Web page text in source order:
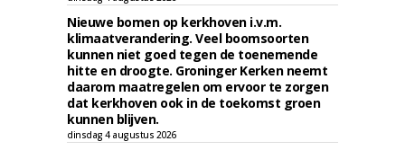
Nieuwe bomen op kerkhoven i.v.m.
klimaatverandering. Veel boomsoorten
kunnen niet goed tegen de toenemende
hitte en droogte. Groninger Kerken neemt
daarom maatregelen om ervoor te zorgen
dat kerkhoven ook in de toekomst groen
kunnen blijven.
dinsdag 4 augustus 2026